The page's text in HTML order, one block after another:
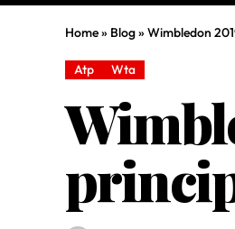
Home» Blog» Wimbledon
Atp Wta